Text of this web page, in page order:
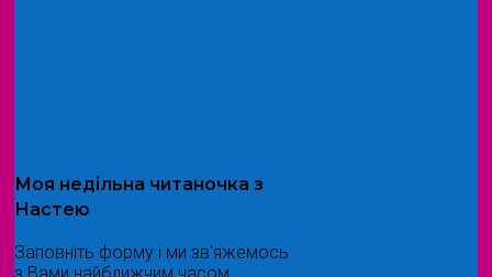
Моя недільна читаночка з
Настею
Заповніть форму і ми зв'яжемось
з Вами найближчим часом